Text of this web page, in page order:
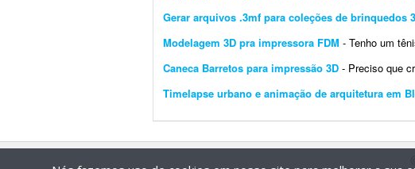
Gerar arquivos .3mf para coleções de brinquedos
Modelagem 3D pra impressora FDM - Tenho um tênis que
Caneca Barretos para impressão 3D - Preciso que crie um
Timelapse urbano e animação de arquitetura em